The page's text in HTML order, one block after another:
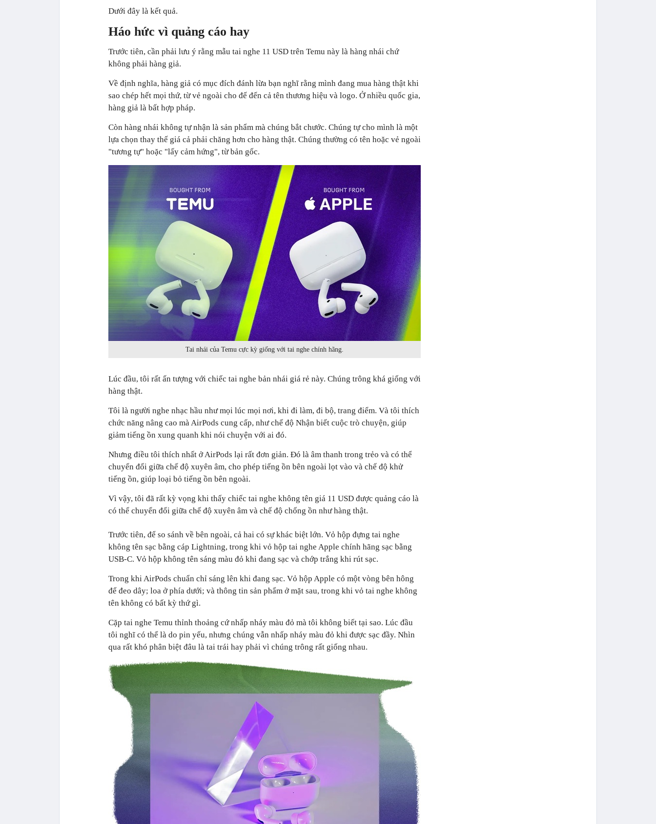
Dưới đây là kết quả.
Háo hức vì quảng cáo hay
Trước tiên, cần phải lưu ý rằng mẫu tai nghe 11 USD trên Temu này là hàng nhái chứ
không phải hàng giả.
Về định nghĩa, hàng giả có mục đích đánh lừa bạn nghĩ rằng mình đang mua hàng thật khi
sao chép hết mọi thứ, từ vẻ ngoài cho đế đến cả tên thương hiệu và logo. Ở nhiều quốc gia,
hàng giả là bất hợp pháp.
Còn hàng nhái không tự nhận là sản phẩm mà chúng bắt chước. Chúng tự cho mình là một
lựa chọn thay thế giá cả phải chăng hơn cho hàng thật. Chúng thường có tên hoặc vẻ ngoài
"tương tự" hoặc "lấy cảm hứng", từ bản gốc.
Tai nhái của Temu cực kỳ giống với tai nghe chính hãng.
Lúc đầu, tôi rất ấn tượng với chiếc tai nghe bản nhái giá rẻ này. Chúng trông khá giống với
hàng thật.
Tôi là người nghe nhạc hầu như mọi lúc mọi nơi, khi đi làm, đi bộ, trang điểm. Và tôi thích
chức năng nâng cao mà AirPods cung cấp, như chế độ Nhận biết cuộc trò chuyện, giúp
giảm tiếng ồn xung quanh khi nói chuyện với ai đó.
Nhưng điều tôi thích nhất ở AirPods lại rất đơn giản. Đó là âm thanh trong trẻo và có thể
chuyển đổi giữa chế độ xuyên âm, cho phép tiếng ồn bên ngoài lọt vào và chế độ khử
tiếng ồn, giúp loại bỏ tiếng ồn bên ngoài.
Vì vậy, tôi đã rất kỳ vọng khi thấy chiếc tai nghe không tên giá 11 USD được quảng cáo là
có thể chuyển đổi giữa chế độ xuyên âm và chế độ chống ồn như hàng thật.
Trước tiên, để so sánh về bên ngoài, cả hai có sự khác biệt lớn. Vỏ hộp đựng tai nghe
không tên sạc bằng cáp Lightning, trong khi vỏ hộp tai nghe Apple chính hãng sạc bằng
USB-C. Vỏ hộp không tên sáng màu đỏ khi đang sạc và chớp trắng khi rút sạc.
Trong khi AirPods chuẩn chỉ sáng lên khi đang sạc. Vỏ hộp Apple có một vòng bên hông
để đeo dây; loa ở phía dưới; và thông tin sản phẩm ở mặt sau, trong khi vỏ tai nghe không
tên không có bất kỳ thứ gì.
Cặp tai nghe Temu thỉnh thoảng cứ nhấp nháy màu đỏ mà tôi không biết tại sao. Lúc đầu
tôi nghĩ có thể là do pin yếu, nhưng chúng vẫn nhấp nháy màu đỏ khi được sạc đầy. Nhìn
qua rất khó phân biệt đâu là tai trái hay phải vì chúng trông rất giống nhau.